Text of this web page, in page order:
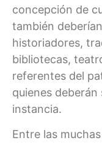
concepción de
también
historiadores,
bibliotecas,
referentes del
quienes deberán
instancia.
Entre las